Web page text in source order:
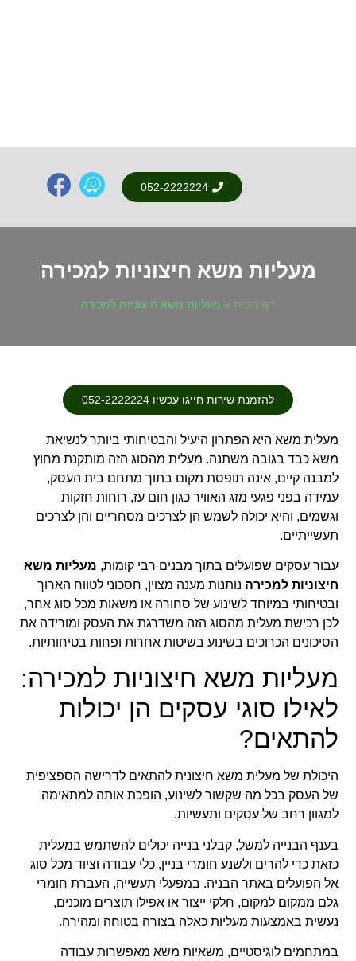
052-2222224
מעליות משא חיצוניות למכירה
דף הבית » מעליות משא חיצוניות למכירה
להזמנת שירות חייגו עכשיו 052-2222224
מעלית משא היא הפתרון היעיל והבטיחותי ביותר לנשיאת
משא כבד בגובה משתנה. מעלית מהסוג הזה מותקנת מחוץ
למבנה קיים, אינה תופסת מקום בתוך מתחם בית העסק,
עמידה בפני פגעי מזג האוויר כגון חום עז, רוחות חזקות
וגשמים, והיא יכולה לשמש הן לצרכים מסחריים והן לצרכים
תעשייתיים.
עבור עסקים שפועלים בתוך מבנים רבי קומות, מעליות משא
חיצוניות למכירה נותנות מענה מצוין, חסכוני לטווח הארוך
ובטיחותי במיוחד לשינוע של סחורה או משאות מכל סוג אחר,
לכן רכישת מעלית מהסוג הזה משדרגת את העסק ומורידה את
הסיכונים הכרוכים בשינוע בשיטות אחרות ופחות בטיחותיות.
מעליות משא חיצוניות למכירה:
לאילו סוגי עסקים הן יכולות
להתאים?
היכולת של מעלית משא חיצונית להתאים לדרישה הספציפית
של העסק בכל מה שקשור לשינוע, הופכת אותה למתאימה
למגוון רחב של עסקים ותעשיות.
בענף הבנייה למשל, קבלני בנייה יכולים להשתמש במעלית
כזאת כדי להרים ולשנע חומרי בניין, כלי עבודה וציוד מכל סוג
אל הפועלים באתר הבניה. במפעלי תעשייה, העברת חומרי
גלם ממקום למקום, חלקי ייצור או אפילו תוצרים מוכנים,
נעשית באמצעות מעליות כאלה בצורה בטוחה ומהירה.
במתחמים לוגיסטיים, משאיות משא מאפשרות עבודה